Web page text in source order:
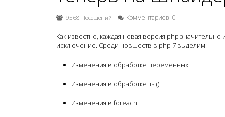
9568 Посещений Комментариев: 0
Как известно, каждая новая версия php
исключение. Среди новшеств в php 7 выделим:
Изменения в обработке переменных.
Изменения в обработке list().
Изменения в foreach.